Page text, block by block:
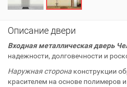
Описание двери
Входная металлическая дверь
надежности, долговечности и
Наружная сторона конструкции
красителем на основе